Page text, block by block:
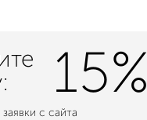
15%
с сайта